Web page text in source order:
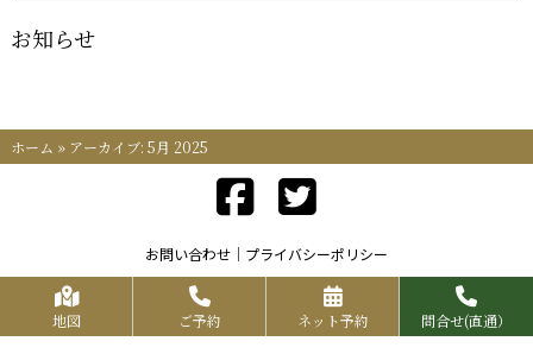
お知らせ
ホーム » アーカイブ: 5月 2025
お問い合わせ プライバシーポリシー
Copyrights KR FOOD SERVICE All Rights Reserved.
地図 ご予約 ネット予約 問合せ(直通）